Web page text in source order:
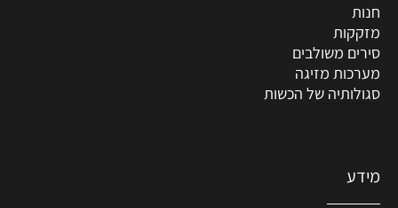
חנות
מזקקות
סירים משולבים
מערכות מזיגה
סגולותיה של הכשות
מידע